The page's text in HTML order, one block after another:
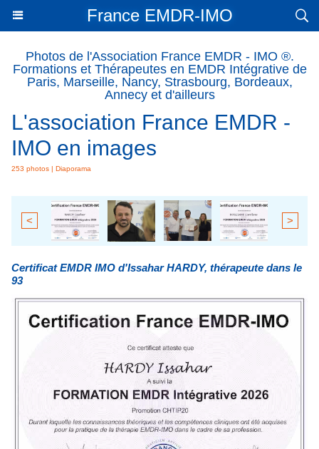
France EMDR-IMO
Photos de l'Association France EMDR - IMO ®.
Formations et Thérapeutes en EMDR Intégrative de
Paris, Marseille, Nancy, Strasbourg, Bordeaux,
Annecy et d'ailleurs
L'association France EMDR -
IMO en images
253 photos | Diaporama
< >
Certificat EMDR IMO d'Issahar HARDY, thérapeute dans le
93